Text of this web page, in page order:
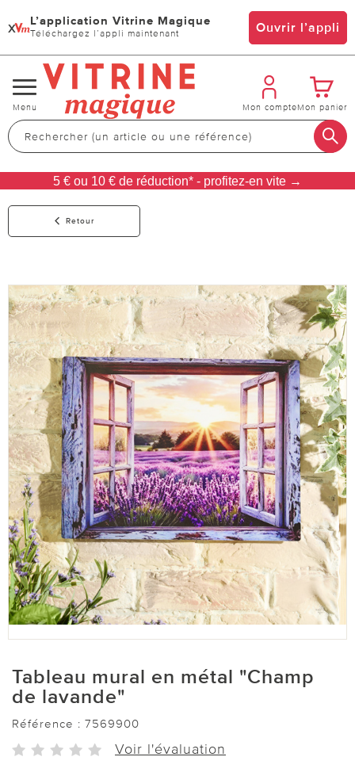
x L’application Vitrine Magique
Téléchargez l’appli maintenant Ouvrir l’appli
Changer
de
navigation
Menu Mon compteMon panier
5 € ou 10 € de réduction* - profitez-en vite →
Retour
Tableau mural en métal "Champ
de lavande"
Référence : 7569900
Voir l'évaluation